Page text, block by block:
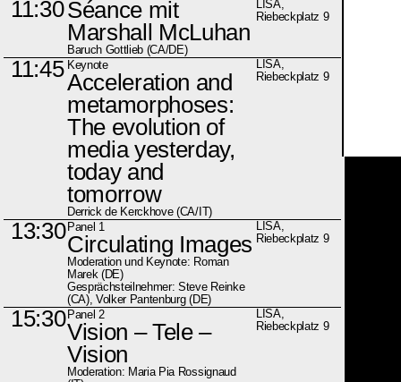
11:30Séance mit
Marshall McLuhan
Baruch Gottlieb (CA/DE)
LISA,
Riebeckplatz 9
11:45 Keynote
Acceleration and
metamorphoses:
The evolution of
media yesterday,
today and
tomorrow
Derrick de Kerckhove (CA/IT)
LISA,
Riebeckplatz 9
13:30 Panel 1
Circulating Images
Moderation und Keynote: Roman
Marek (DE)
Gesprächsteilnehmer: Steve Reinke
(CA), Volker Pantenburg (DE)
LISA,
Riebeckplatz 9
15:30 Panel 2
Vision – Tele –
Vision
Moderation: Maria Pia Rossignaud
LISA,
Riebeckplatz 9